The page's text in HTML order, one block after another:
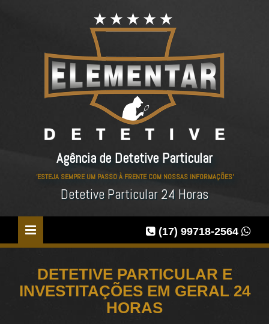
Agência de Detetive Particular
'ESTEJA SEMPRE UM PASSO À FRENTE COM NOSSAS INFORMAÇÕES'
Detetive Particular 24 Horas
(17) 99718-2564
DETETIVE PARTICULAR E
INVESTITAÇÕES EM GERAL 24
HORAS